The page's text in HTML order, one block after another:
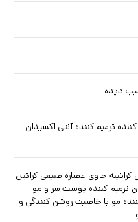
دیده
ترمیم کننده آنتی اکسیدان
حاوی عصاره طبیعی کراتین
ترمیم کننده پوست سر و مو
مو با خاصیت روشن کنندگی و